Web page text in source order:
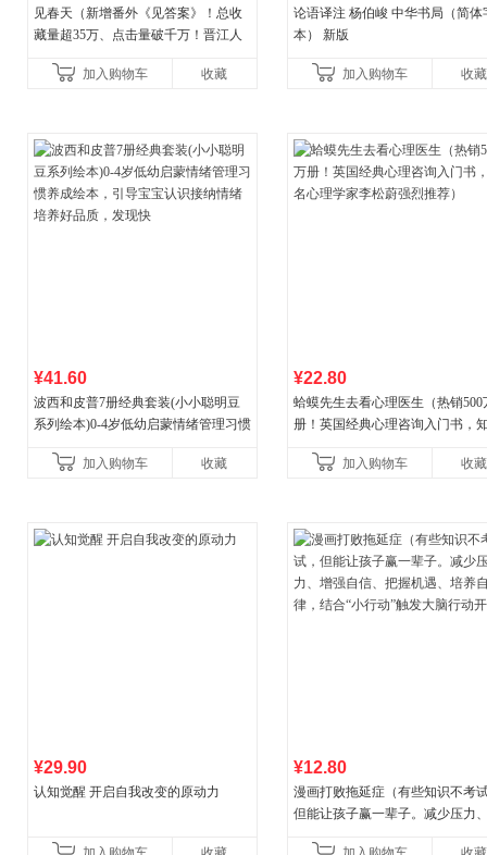
见春天（新增番外《见答案》！总收
藏量超35万、点击量破千万！晋江人
加入购物车
收藏
论语译注 杨伯峻 中华书局（简体
本） 新版
加入购物车 收藏
¥41.60
波西和皮普7册经典套装(小小聪明豆
系列绘本)0-4岁低幼启蒙情绪管理习惯
养好品质，发现快
加入购物车 收藏
¥22.80
蛤蟆先生去看心理医生（热销500
册！英国经典心理咨询入门书，
加入购物车
收藏
¥29.90
认知觉醒 开启自我改变的原动力
¥12.80
漫画打败拖延症（有些知识不考
但能让孩子赢一辈子。减少压力